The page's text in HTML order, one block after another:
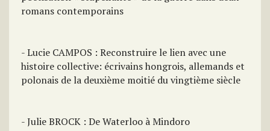
romans contemporains
- Lucie CAMPOS : Reconstruire le lien avec une
histoire collective: écrivains hongrois, allemands et
polonais de la deuxième moitié du vingtième siècle
- Julie BROCK : De Waterloo à Mindoro